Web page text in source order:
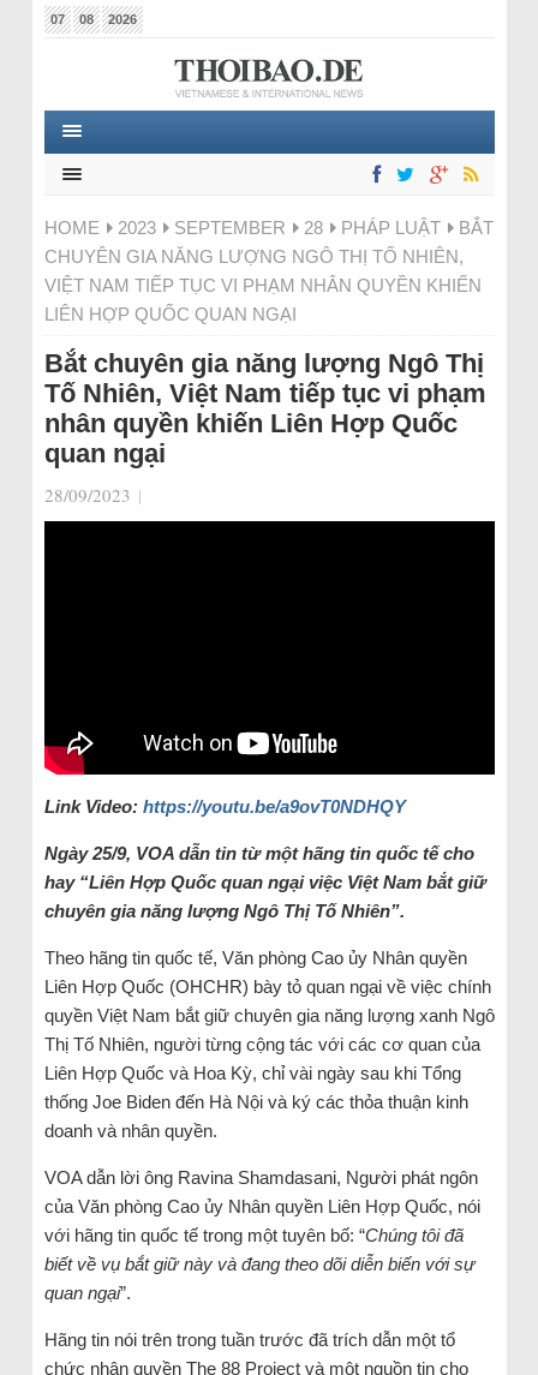
07 08 2026
HOME 2023 SEPTEMBER 28 PHÁP LUẬT
BẮT
CHUYÊN GIA NĂNG LƯỢNG NGÔ THỊ TỐ NHIÊN,
VIỆT NAM TIẾP TỤC VI PHẠM NHÂN QUYỀN KHIẾN
LIÊN HỢP QUỐC QUAN NGẠI
Bắt chuyên gia năng lượng Ngô Thị
Tố Nhiên, Việt Nam tiếp tục vi phạm
nhân quyền khiến Liên Hợp Quốc
quan ngại
28/09/2023 |
Link Video: https://youtu.be/a9ovT0NDHQY
Ngày 25/9, VOA dẫn tin từ một hãng tin quốc tế cho
hay “Liên Hợp Quốc quan ngại việc Việt Nam bắt giữ
chuyên gia năng lượng Ngô Thị Tố Nhiên”.
Theo hãng tin quốc tế, Văn phòng Cao ủy Nhân quyền
Liên Hợp Quốc (OHCHR) bày tỏ quan ngại về việc chính
quyền Việt Nam bắt giữ chuyên gia năng lượng xanh Ngô
Thị Tố Nhiên, người từng cộng tác với các cơ quan của
Liên Hợp Quốc và Hoa Kỳ, chỉ vài ngày sau khi Tổng
thống Joe Biden đến Hà Nội và ký các thỏa thuận kinh
doanh và nhân quyền.
VOA dẫn lời ông Ravina Shamdasani, Người phát ngôn
của Văn phòng Cao ủy Nhân quyền Liên Hợp Quốc, nói
với hãng tin quốc tế trong một tuyên bố: “Chúng tôi đã
biết về vụ bắt giữ này và đang theo dõi diễn biến với sự
quan ngại”.
Hãng tin nói trên trong tuần trước đã trích dẫn một tổ
chức nhân quyền The 88 Project và một nguồn tin cho